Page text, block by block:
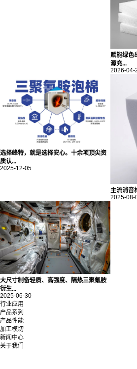
赋能绿色
源充...
2026-04-
选择峰特，就是选择安心。十余项顶尖资
质认...
2025-12-05
主流消音
2025-08-
大尺寸制备轻质、高强度、隔热三聚氰胺
衍生...
2025-06-30
行业应用
产品系列
产品性能
加工模切
新闻中心
关于我们